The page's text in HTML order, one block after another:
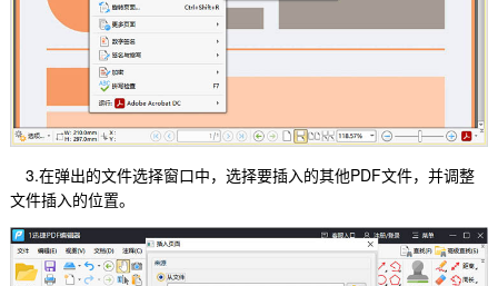
3.在弹出的文件选择窗口中，选择要插入的其他PDF文件，并调整
文件插入的位置。